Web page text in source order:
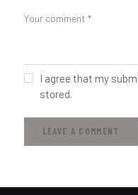
I agree that my
stored.